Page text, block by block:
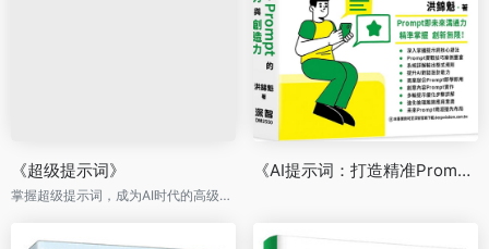
《超级提示词》
掌握超级提示词，成为AI时代的高级玩家
《AI提示词：打造精准Prompt的对话力与创造力》